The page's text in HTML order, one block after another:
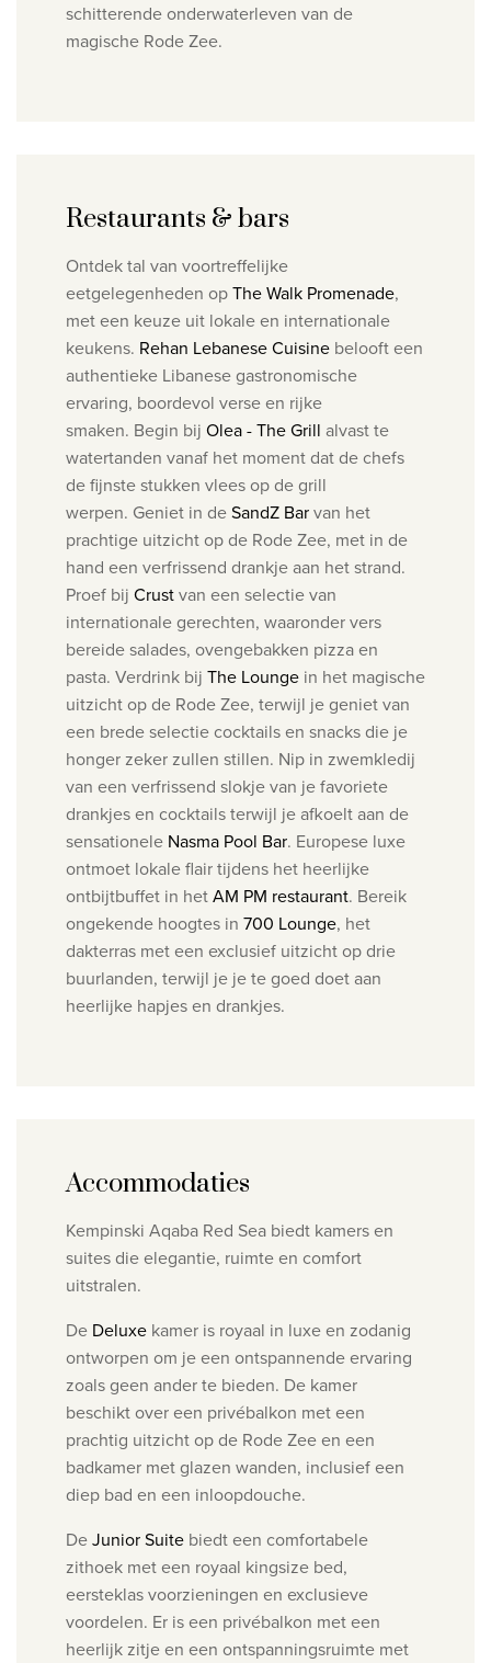
schitterende onderwaterleven van de
magische Rode Zee.
Restaurants & bars
Ontdek tal van voortreffelijke
eetgelegenheden opThe Walk Promenade,
met een keuze uit lokale en internationale
keukens. Rehan Lebanese Cuisine belooft een
authentieke Libanese gastronomische
ervaring, boordevol verse en rijke
smaken. Begin bij Olea - The Grill alvast te
watertanden vanaf het moment dat de chefs
de fijnste stukken vlees op de grill
werpen. Geniet in deSandZ Barvan het
prachtige uitzicht op de Rode Zee, met in de
hand een verfrissend drankje aan het strand.
Proef bij Crustvan een selectie van
internationale gerechten, waaronder vers
bereide salades, ovengebakken pizza en
pasta. Verdrink bij The Lounge in het magische
uitzicht op de Rode Zee, terwijl je geniet van
een brede selectie cocktails en snacks die je
honger zeker zullen stillen. Nip in zwemkledij
van een verfrissend slokje van je favoriete
drankjes en cocktails terwijl je afkoelt aan de
sensationele Nasma Pool Bar. Europese luxe
ontmoet lokale flair tijdens het heerlijke
ontbijtbuffet in hetAM PM restaurant. Bereik
ongekende hoogtes in 700 Lounge, het
dakterras met een exclusief uitzicht op drie
buurlanden, terwijl je je te goed doet aan
heerlijke hapjes en drankjes.
Accommodaties
Kempinski Aqaba Red Sea biedt kamers en
suites die elegantie, ruimte en comfort
uitstralen.
De Deluxe kamer is royaal in luxe en zodanig
ontworpen om je een ontspannende ervaring
zoals geen ander te bieden. De kamer
beschikt over een privébalkon met een
prachtig uitzicht op de Rode Zee en een
badkamer met glazen wanden, inclusief een
diep bad en een inloopdouche.
DeJunior Suite biedt een comfortabele
zithoek met een royaal kingsize bed,
eersteklas voorzieningen en exclusieve
voordelen. Er is een privébalkon met een
heerlijk zitje en een ontspanningsruimte met